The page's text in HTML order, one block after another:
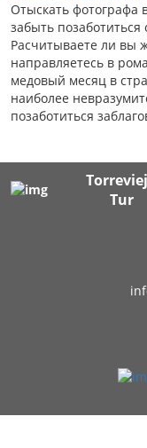
Отыскать
забыть
Расчитываете ли вы
направляетесь в
медовый месяц в
наиболее
позаботиться
Tur